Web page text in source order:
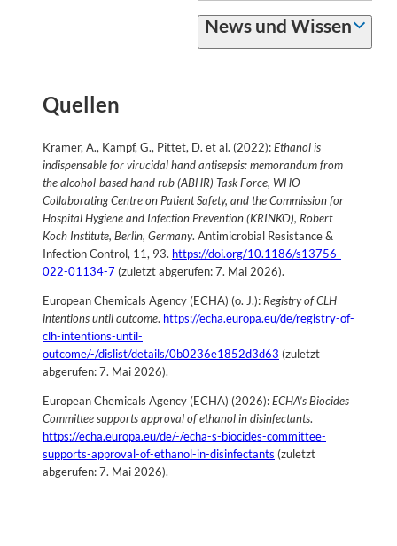
News und Wissen
Quellen
Kramer, A., Kampf, G., Pittet, D. et al. (2022):Ethanol is
indispensable for virucidal hand antisepsis: memorandum from
the alcohol-based hand rub (ABHR) Task Force, WHO
Collaborating Centre on Patient Safety, and the Commission for
Hospital Hygiene and Infection Prevention (KRINKO), Robert
Koch Institute, Berlin, Germany. Antimicrobial Resistance &
Infection Control, 11, 93. https://doi.org/10.1186/s13756-
022-01134-7 (zuletzt abgerufen: 7. Mai 2026).
European Chemicals Agency (ECHA) (o. J.): Registry of CLH
intentions until outcome. https://echa.europa.eu/de/registry-of-
clh-intentions-until-
outcome/-/dislist/details/0b0236e1852d3d63 (zuletzt
abgerufen: 7. Mai 2026).
European Chemicals Agency (ECHA) (2026):ECHA’s Biocides
Committee supports approval of ethanol in disinfectants.
https://echa.europa.eu/de/-/echa-s-biocides-committee-
supports-approval-of-ethanol-in-disinfectants (zuletzt
abgerufen: 7. Mai 2026).